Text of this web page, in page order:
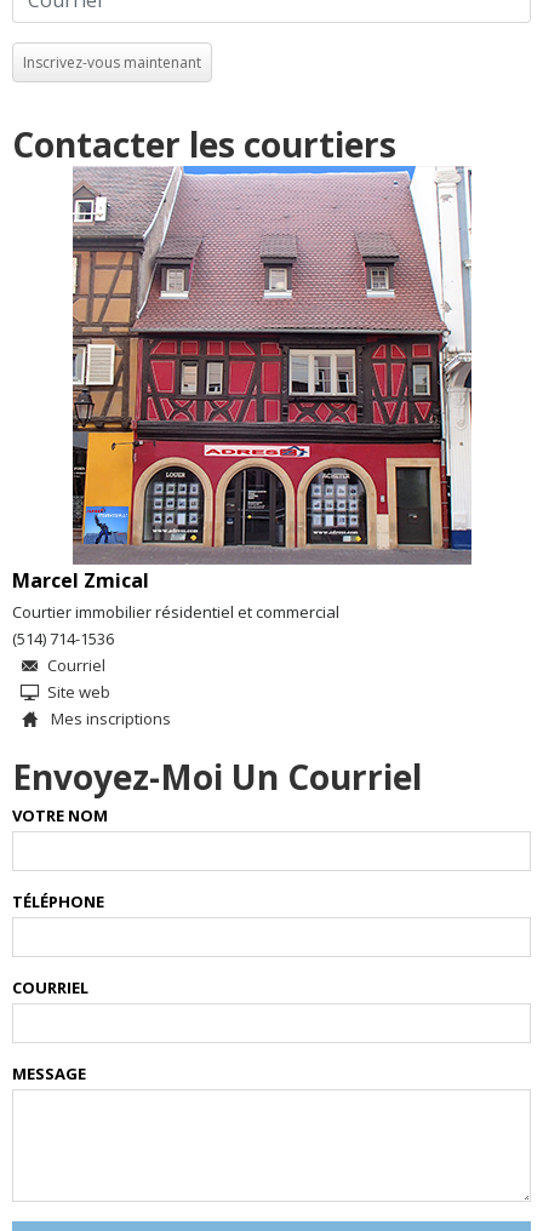
Inscrivez-vous maintenant
Contacter les courtiers
Marcel Zmical
Courtier immobilier résidentiel et commercial
(514) 714-1536
Courriel
Site web
Mes inscriptions
Envoyez-Moi Un Courriel
VOTRE NOM
TÉLÉPHONE
COURRIEL
MESSAGE